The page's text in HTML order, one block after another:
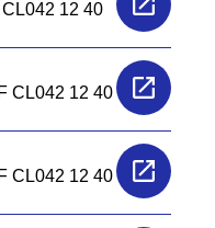
12 40
CL042 12 40
CL042 12 40